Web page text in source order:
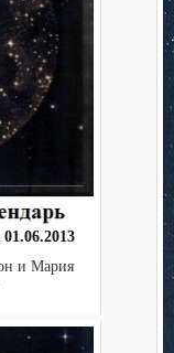
и Мария